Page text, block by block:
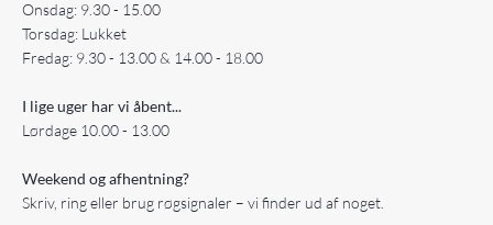
Onsdag: 9.30 - 15.00
Torsdag: Lukket
Fredag: 9.30 - 13.00 & 14.00 - 18.00
I lige uger har vi åbent...
Lørdage 10.00 - 13.00
Weekend og afhentning?
Skriv, ring eller brug røgsignaler – vi finder ud af noget.